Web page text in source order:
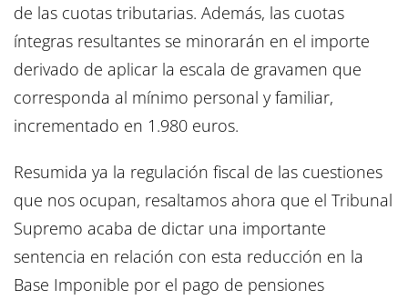
de las cuotas tributarias. Además, las cuotas
íntegras resultantes se minorarán en el importe
derivado de aplicar la escala de gravamen que
corresponda al mínimo personal y familiar,
incrementado en 1.980 euros.
Resumida ya la regulación fiscal de las cuestiones
que nos ocupan, resaltamos ahora que el Tribunal
Supremo acaba de dictar una importante
sentencia en relación con esta reducción en la
Base Imponible por el pago de pensiones